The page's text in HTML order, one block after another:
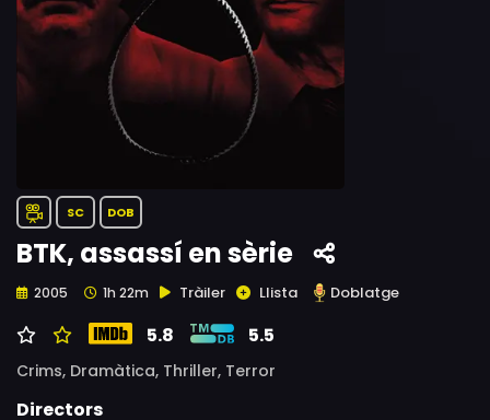
SC DOB
BTK, assassí en sèrie
2005 1h 22m Tràiler Llista Doblatge
5.8 5.5
Crims, Dramàtica, Thriller, Terror
Directors